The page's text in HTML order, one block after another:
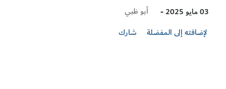
03 مايو 2025 -
Visit
أبو ظبي
لإضافته إلى المفضلة
شارك